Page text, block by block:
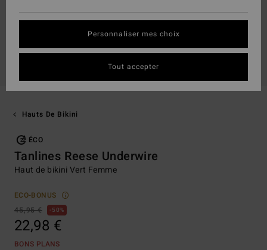
Hauts De Bikini
ÉCO
Tanlines Reese Underwire
Haut de bikini Vert Femme
ECO-BONUS
45,95 €
50%
22,98 €
BONS PLANS
Personnaliser mes choix
Tout accepter